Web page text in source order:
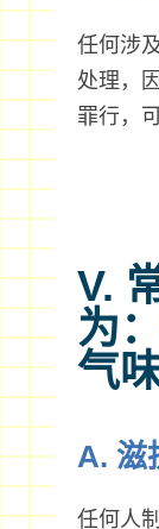
任何涉
处理，
罪行，
V.
为
气
A. 滋
任何人